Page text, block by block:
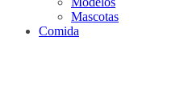
Mascotas
Comida